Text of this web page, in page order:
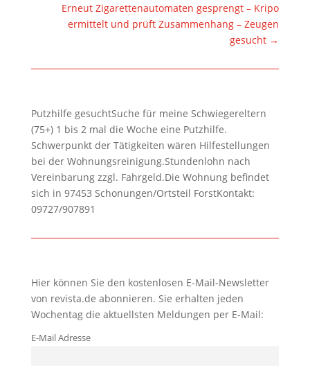
Erneut Zigarettenautomaten gesprengt – Kripo
ermittelt und prüft Zusammenhang – Zeugen
gesucht →
Putzhilfe gesuchtSuche für meine Schwiegereltern
(75+) 1 bis 2 mal die Woche eine Putzhilfe.
Schwerpunkt der Tätigkeiten wären Hilfestellungen
bei der Wohnungsreinigung.Stundenlohn nach
Vereinbarung zzgl. Fahrgeld.Die Wohnung befindet
sich in 97453 Schonungen/Ortsteil ForstKontakt:
09727/907891
Hier können Sie den kostenlosen E-Mail-Newsletter
von revista.de abonnieren. Sie erhalten jeden
Wochentag die aktuellsten Meldungen per E-Mail:
E-Mail Adresse